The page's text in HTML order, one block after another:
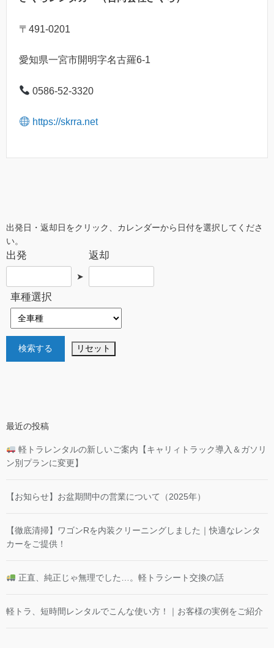
〒491-0201
愛知県一宮市開明字名古羅6-1
0586-52-3320
https://skrra.net
出発日・返却日をクリック、カレンダーから日付を選択してくださ
い。
出発
➤
返却
車種選択
最近の投稿
軽トラレンタルの新しいご案内【キャリィトラック導入＆ガソリ
ン別プランに変更】
【お知らせ】お盆期間中の営業について（2025年）
【徹底清掃】ワゴンRを内装クリーニングしました｜快適なレンタ
カーをご提供！
正直、純正じゃ無理でした…。軽トラシート交換の話
軽トラ、短時間レンタルでこんな使い方！｜お客様の実例をご紹介